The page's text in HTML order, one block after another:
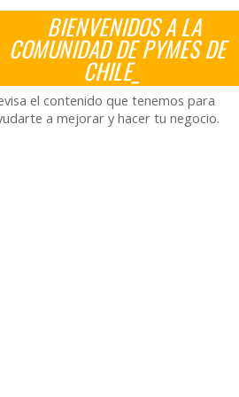
BIENVENIDOS A LA
COMUNIDAD DE PYMES DE
CHILE_
el contenido que tenemos para
a mejorar y hacer tu negocio.